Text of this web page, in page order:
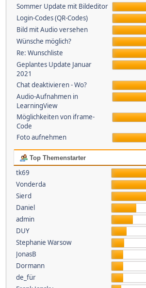
Sommer Update mit Bildeditor
Login-Codes (QR-Codes)
Bild mit Audio versehen
Wünsche möglich?
Re: Wunschliste
Geplantes Update Januar
2021
Chat deaktivieren - Wo?
Audio-Aufnahmen in
LearningView
Möglichkeiten von iframe-
Code
Foto aufnehmen
Top Themenstarter
tk69
Vonderda
Sierd
Daniel
admin
DUY
Stephanie Warsow
JonasB
Dormann
de_für